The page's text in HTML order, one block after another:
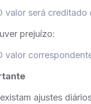
valor será creditado
prejuízo:
valor
ajustes